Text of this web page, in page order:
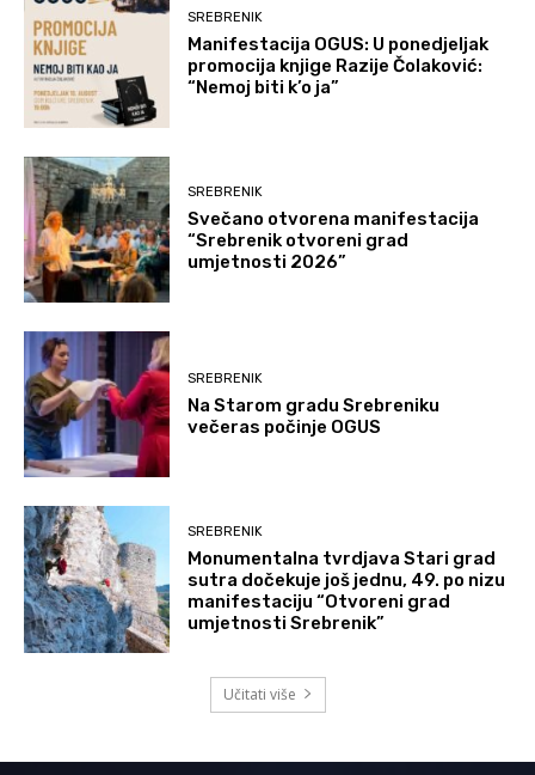
SREBRENIK
Manifestacija OGUS: U ponedjeljak
promocija knjige Razije Čolaković:
“Nemoj biti k’o ja”
SREBRENIK
Svečano otvorena manifestacija
“Srebrenik otvoreni grad
umjetnosti 2026”
SREBRENIK
Na Starom gradu Srebreniku
večeras počinje OGUS
SREBRENIK
Monumentalna tvrdjava Stari grad
sutra dočekuje još jednu, 49. po nizu
manifestaciju “Otvoreni grad
umjetnosti Srebrenik”
Učitati više